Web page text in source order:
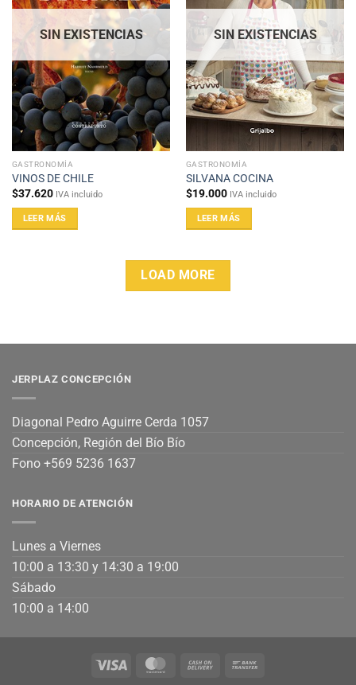
SIN EXISTENCIAS
GASTRONOMÍA
VINOS DE CHILE
$37.620 IVA incluido
LEER MÁS
SIN EXISTENCIAS
GASTRONOMÍA
SILVANA COCINA
$19.000 IVA incluido
LEER MÁS
LOAD MORE
JERPLAZ CONCEPCIÓN
Diagonal Pedro Aguirre Cerda 1057
Concepción, Región del Bío Bío
Fono +569 5236 1637
HORARIO DE ATENCIÓN
Lunes a Viernes
10:00 a 13:30 y 14:30 a 19:00
Sábado
10:00 a 14:00